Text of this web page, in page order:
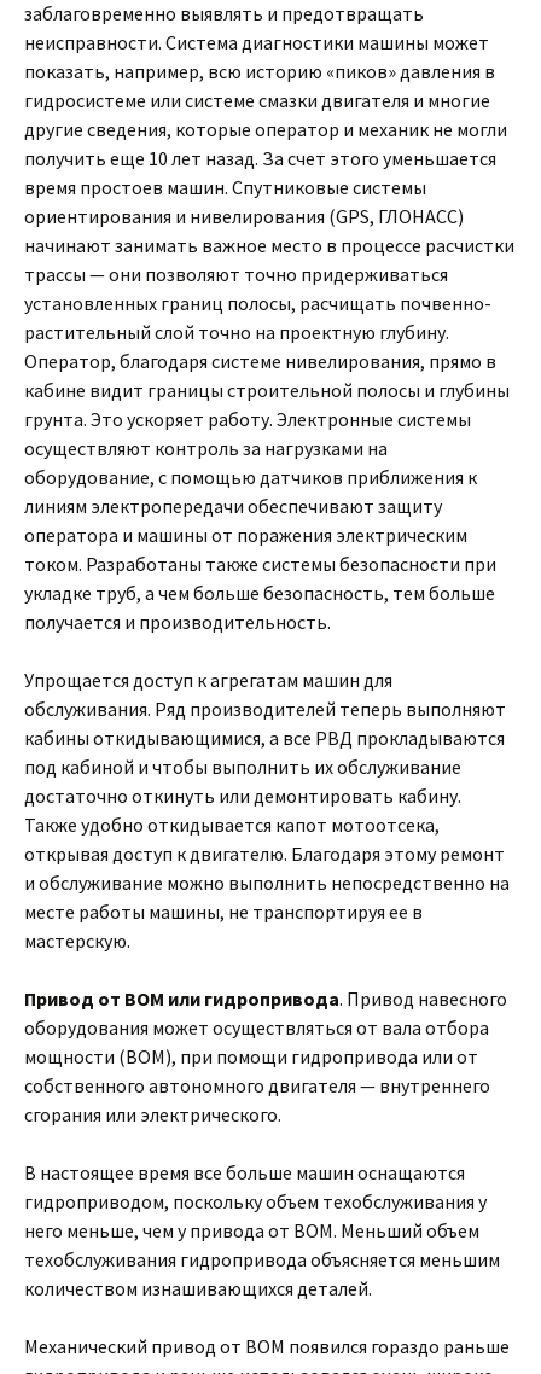
заблаговременно выявлять и предотвращать
неисправности. Система диагностики машины может
показать, например, всю историю «пиков» давления в
гидросистеме или системе смазки двигателя и многие
другие сведения, которые оператор и механик не могли
получить еще 10 лет назад. За счет этого уменьшается
время простоев машин. Спутниковые системы
ориентирования и нивелирования (GPS, ГЛОНАСС)
начинают занимать важное место в процессе расчистки
трассы — они позволяют точно придерживаться
установленных границ полосы, расчищать почвенно-
растительный слой точно на проектную глубину.
Оператор, благодаря системе нивелирования, прямо в
кабине видит границы строительной полосы и глубины
грунта. Это ускоряет работу. Электронные системы
осуществляют контроль за нагрузками на
оборудование, с помощью датчиков приближения к
линиям электропередачи обеспечивают защиту
оператора и машины от поражения электрическим
током. Разработаны также системы безопасности при
укладке труб, а чем больше безопасность, тем больше
получается и производительность.
Упрощается доступ к агрегатам машин для
обслуживания. Ряд производителей теперь выполняют
кабины откидывающимися, а все РВД прокладываются
под кабиной и чтобы выполнить их обслуживание
достаточно откинуть или демонтировать кабину.
Также удобно откидывается капот мотоотсека,
открывая доступ к двигателю. Благодаря этому ремонт
и обслуживание можно выполнить непосредственно на
месте работы машины, не транспортируя ее в
мастерскую.
Привод от ВОМ или гидропривода. Привод навесного
оборудования может осуществляться от вала отбора
мощности (ВОМ), при помощи гидропривода или от
собственного автономного двигателя — внутреннего
сгорания или электрического.
В настоящее время все больше машин оснащаются
гидроприводом, поскольку объем техобслуживания у
него меньше, чем у привода от ВОМ. Меньший объем
техобслуживания гидропривода объясняется меньшим
количеством изнашивающихся деталей.
Механический привод от ВОМ появился гораздо раньше